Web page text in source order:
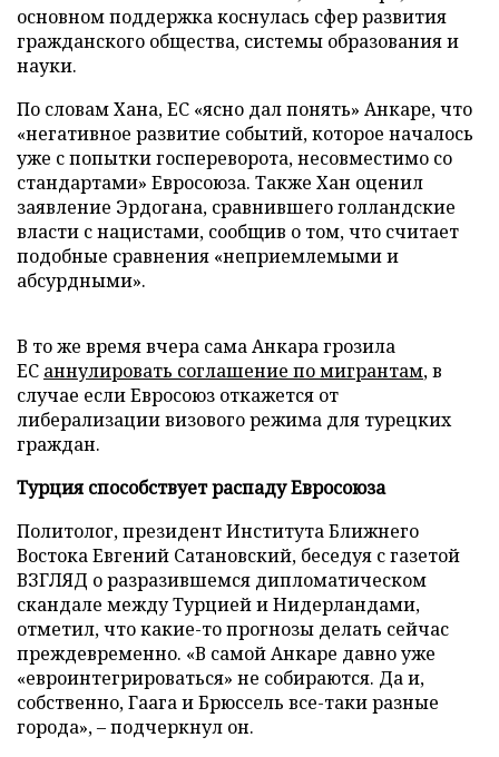
основном поддержка коснулась сфер развития
гражданского общества, системы образования и
науки.
По словам Хана, ЕС «ясно дал понять» Анкаре, что
«негативное развитие событий, которое началось
уже с попытки госпереворота, несовместимо со
стандартами» Евросоюза. Также Хан оценил
заявление Эрдогана, сравнившего голландские
власти с нацистами, сообщив о том, что считает
подобные сравнения «неприемлемыми и
абсурдными».
В то же время вчера сама Анкара грозила
ЕС аннулировать соглашение по мигрантам, в
случае если Евросоюз откажется от
либерализации визового режима для турецких
граждан.
Турция способствует распаду Евросоюза
Политолог, президент Института Ближнего
Востока Евгений Сатановский, беседуя с газетой
ВЗГЛЯД о разразившемся дипломатическом
скандале между Турцией и Нидерландами,
отметил, что какие-то прогнозы делать сейчас
преждевременно. «В самой Анкаре давно уже
«евроинтегрироваться» не собираются. Да и,
собственно, Гаага и Брюссель все-таки разные
города», – подчеркнул он.